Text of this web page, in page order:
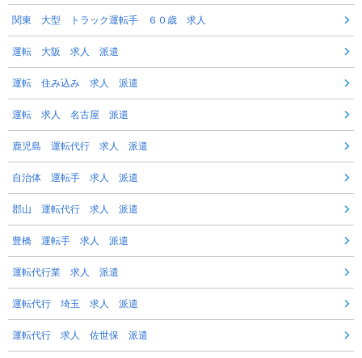
関東 大型 トラック運転手 ６０歳 求人
運転 大阪 求人 派遣
運転 住み込み 求人 派遣
運転 求人 名古屋 派遣
鹿児島 運転代行 求人 派遣
自治体 運転手 求人 派遣
郡山 運転代行 求人 派遣
豊橋 運転手 求人 派遣
運転代行業 求人 派遣
運転代行 埼玉 求人 派遣
運転代行 求人 佐世保 派遣